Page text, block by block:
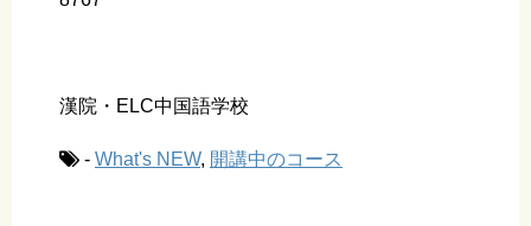
漢院・ELC中国語学校
- What's NEW, 開講中のコース